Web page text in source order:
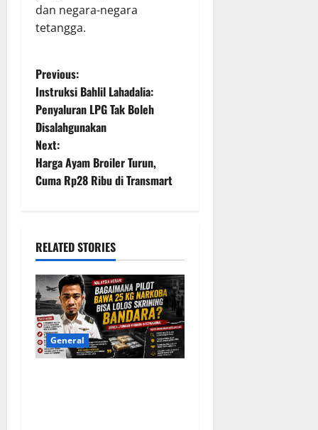
dan negara-negara
tetangga.
P
o
s
t
v
i
g
a
Previous:
Instruksi Bahlil Lahadalia:
Penyaluran LPG Tak Boleh
Disalahgunakan
Next:
Harga Ayam Broiler Turun,
Cuma Rp28 Ribu di Transmart
RELATED STORIES
General